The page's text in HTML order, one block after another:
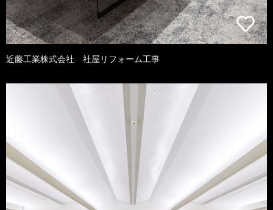
近藤工業株式会社 社屋リフォーム工事